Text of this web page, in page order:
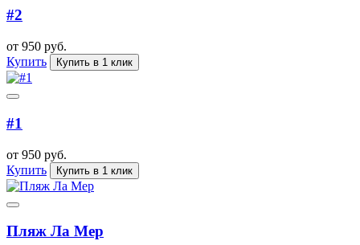
#2
от 950 руб.
Купить
Купить в 1 клик
#1
от 950 руб.
Купить
Купить в 1 клик
Пляж Ла Мер